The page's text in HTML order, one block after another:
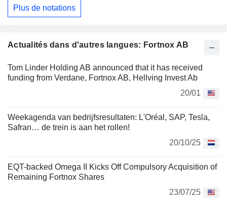
Actualités dans d'autres langues: Fortnox AB
Tom Linder Holding AB announced that it has received
funding from Verdane, Fortnox AB, Hellving Invest Ab
20/01
Weekagenda van bedrijfsresultaten: L'Oréal, SAP, Tesla,
Safran… de trein is aan het rollen!
20/10/25
EQT-backed Omega II Kicks Off Compulsory Acquisition of
Remaining Fortnox Shares
23/07/25
Plus de notations